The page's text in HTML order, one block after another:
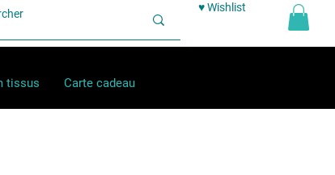
♥ Wishlist
tissus Carte cadeau